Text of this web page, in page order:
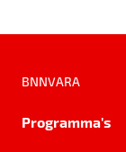
BNNVARA
Programma's